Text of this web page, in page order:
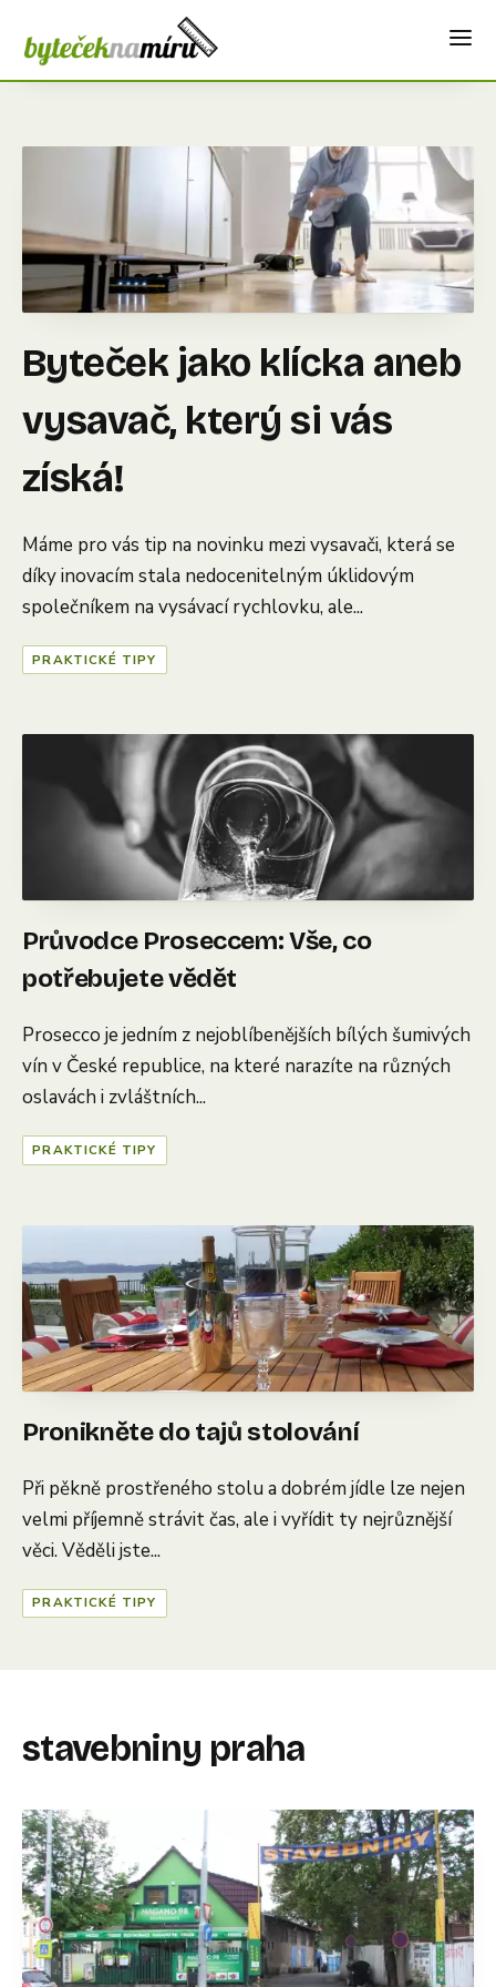
Byteček jako klícka aneb
vysavač, který si vás
získá!
Máme pro vás tip na novinku mezi vysavači, která se
díky inovacím stala nedocenitelným úklidovým
společníkem na vysávací rychlovku, ale...
PRAKTICKÉ TIPY
Průvodce Proseccem: Vše, co
potřebujete vědět
Prosecco je jedním z nejoblíbenějších bílých šumivých
vín v České republice, na které narazíte na různých
oslavách i zvláštních...
PRAKTICKÉ TIPY
Pronikněte do tajů stolování
Při pěkně prostřeného stolu a dobrém jídle lze nejen
velmi příjemně strávit čas, ale i vyřídit ty nejrůznější
věci. Věděli jste...
PRAKTICKÉ TIPY
stavebniny praha